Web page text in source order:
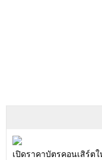
เปิดราคาบัตรคอนเสิร์ต